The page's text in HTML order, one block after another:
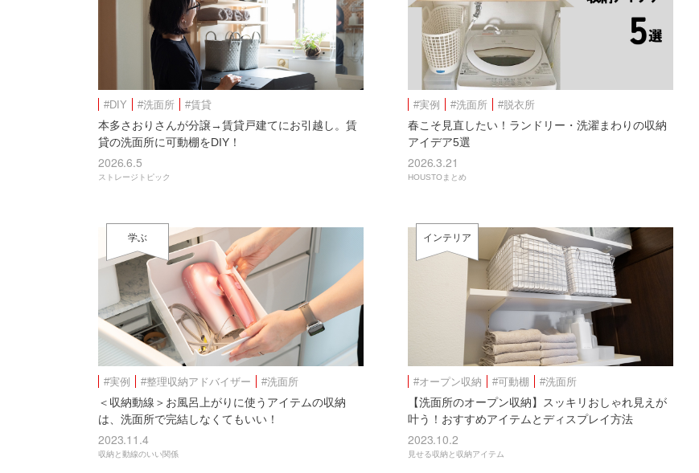
#DIY #洗面所 #賃貸
本多さおりさんが分譲→賃貸戸建てにお引越し。賃
貸の洗面所に可動棚をDIY！
2026.6.5
ストレージトピック
#実例 #洗面所 #脱衣所
春こそ見直したい！ランドリー・洗濯まわりの収納
アイデア5選
2026.3.21
HOUSTOまとめ
学ぶ
#実例 #整理収納アドバイザー #洗面所
＜収納動線＞お風呂上がりに使うアイテムの収納
は、洗面所で完結しなくてもいい！
2023.11.4
収納と動線のいい関係
インテリア
#オープン収納 #可動棚 #洗面所
【洗面所のオープン収納】スッキリおしゃれ見えが
叶う！おすすめアイテムとディスプレイ方法
2023.10.2
見せる収納と収納アイテム